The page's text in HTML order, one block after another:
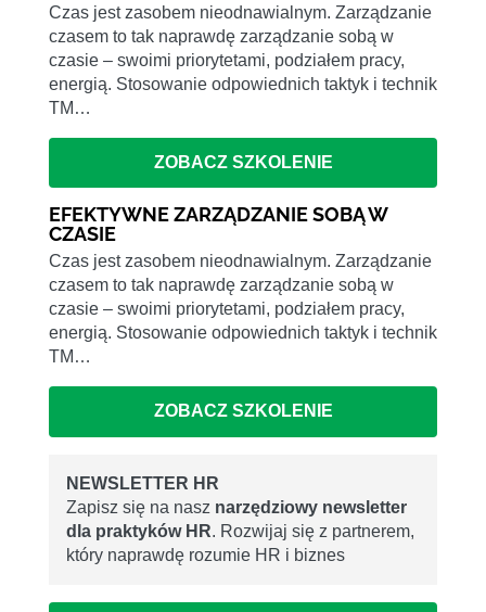
Czas jest zasobem nieodnawialnym. Zarządzanie
czasem to tak naprawdę zarządzanie sobą w
czasie – swoimi priorytetami, podziałem pracy,
energią. Stosowanie odpowiednich taktyk i technik
TM…
ZOBACZ SZKOLENIE
EFEKTYWNE ZARZĄDZANIE SOBĄ W
CZASIE
Czas jest zasobem nieodnawialnym. Zarządzanie
czasem to tak naprawdę zarządzanie sobą w
czasie – swoimi priorytetami, podziałem pracy,
energią. Stosowanie odpowiednich taktyk i technik
TM…
ZOBACZ SZKOLENIE
NEWSLETTER HR
Zapisz się na nasz narzędziowy newsletter
dla praktyków HR. Rozwijaj się z partnerem,
który naprawdę rozumie HR i biznes